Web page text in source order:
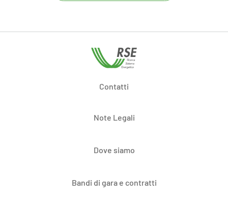
Contatti
Note Legali
Dove siamo
Bandi di gara e contratti